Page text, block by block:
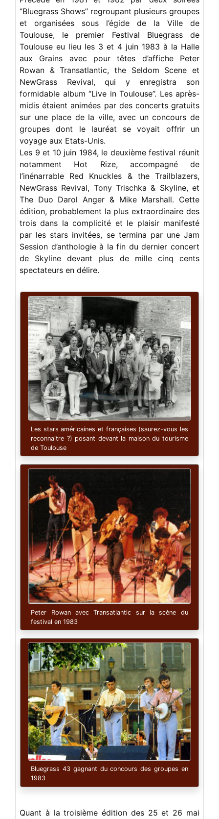
‘’Bluegrass Shows’’ regroupant plusieurs groupes
et organisées sous l’égide de la Ville de
Toulouse, le premier Festival Bluegrass de
Toulouse eu lieu les 3 et 4 juin 1983 à la Halle
aux Grains avec pour têtes d’affiche Peter
Rowan & Transatlantic, the Seldom Scene et
NewGrass Revival, qui y enregistra son
formidable album ‘’Live in Toulouse’’. Les après-
midis étaient animées par des concerts gratuits
sur une place de la ville, avec un concours de
groupes dont le lauréat se voyait offrir un
voyage aux Etats-Unis.
Les 9 et 10 juin 1984, le deuxième festival réunit
notamment Hot Rize, accompagné de
l’inénarrable Red Knuckles & the Trailblazers,
NewGrass Revival, Tony Trischka & Skyline, et
The Duo Darol Anger & Mike Marshall. Cette
édition, probablement la plus extraordinaire des
trois dans la complicité et le plaisir manifesté
par les stars invitées, se termina par une Jam
Session d’anthologie à la fin du dernier concert
de Skyline devant plus de mille cinq cents
spectateurs en délire.
Les stars américaines et françaises (saurez-vous les
reconnaitre ?) posant devant la maison du tourisme
de Toulouse
Peter Rowan avec Transatlantic sur la scène du
festival en 1983
Bluegrass 43 gagnant du concours des groupes en
1983
Quant à la troisième édition des 25 et 26 mai